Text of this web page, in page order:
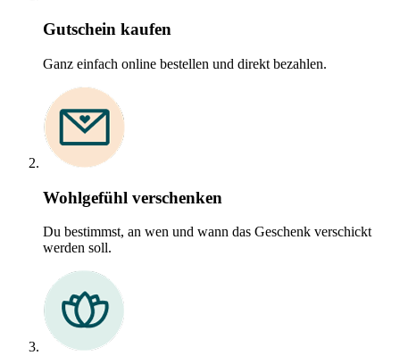
Gutschein kaufen
Ganz einfach online bestellen und direkt bezahlen.
Wohlgefühl verschenken
Du bestimmst, an wen und wann das Geschenk verschickt
werden soll.